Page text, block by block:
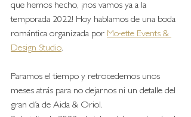
que hemos hecho, ¡nos vamos ya a la
temporada 2022! Hoy hablamos de una boda
romántica organizada por Mo·ette Events &
Design Studio.
Paramos el tiempo y retrocedemos unos
meses atrás para no dejarnos ni un detalle del
gran día de Aida & Oriol.